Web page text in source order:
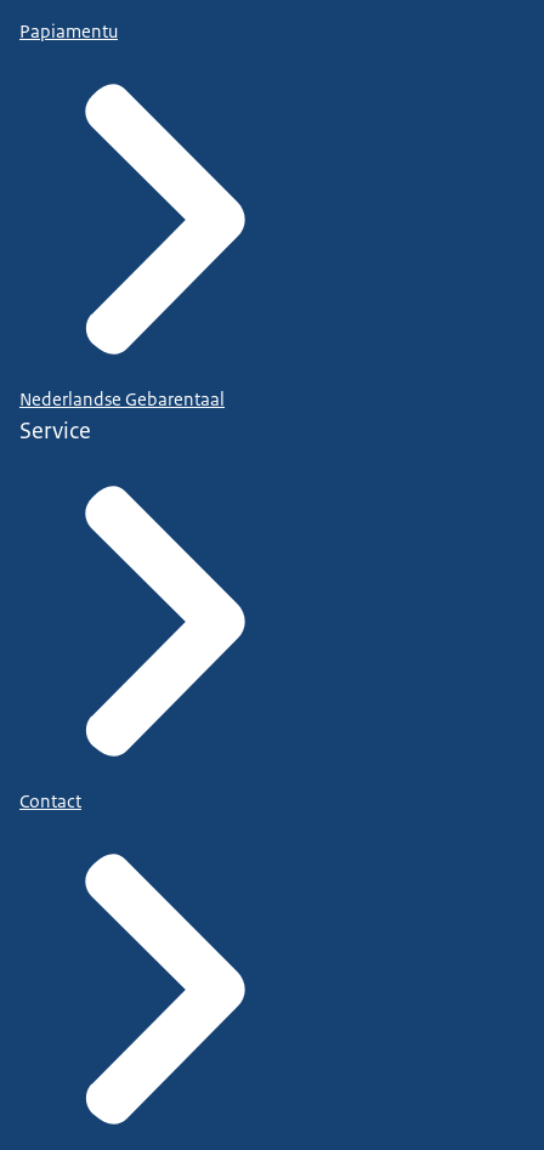
Papiamentu
Nederlandse Gebarentaal
Service
Contact